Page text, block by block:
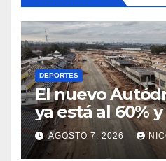
DEPORTES
El nuevo
ya está al 60%
volver a tener
AGOSTO 7, 2026